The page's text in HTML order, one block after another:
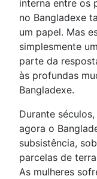
interna entre os
no Bangladexe
um papel. Mas
simplesmente
parte da
às profundas
Bangladexe.
Durante
agora o
subsistência,
parcelas de
As mulheres